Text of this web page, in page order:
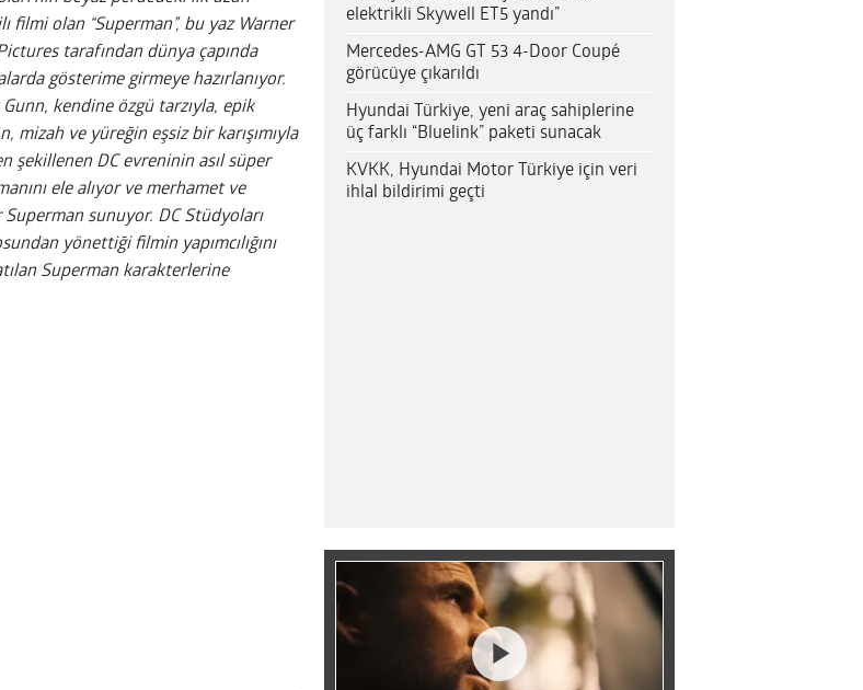
filmi olan “Superman”, bu yaz Warner
tarafından dünya çapında
gösterime girmeye hazırlanıyor.
Gunn, kendine özgü tarzıyla, epik
mizah ve yüreğin eşsiz bir karışımıyla
şekillenen DC evreninin asıl süper
ele alıyor ve merhamet ve
sunuyor. DC Stüdyoları
yönettiği filmin yapımcılığını
Superman karakterlerine
elektrikli Skywell ET5 yandı”
Mercedes-AMG GT 53 4-Door Coupé
görücüye çıkarıldı
Hyundai Türkiye, yeni araç sahiplerine
üç farklı “Bluelink” paketi sunacak
KVKK, Hyundai Motor Türkiye için veri
ihlal bildirimi geçti